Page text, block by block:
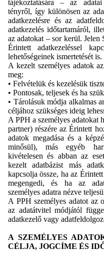
tájékoztatására – az
tényről, így különösen az
adatkezelésre és az
adatkezelés időtartamáról,
az adatokat – sor kerül. Jelen
Érintett adatkezeléssel
lehetőségeinek ismertetését is.
A kezelt személyes adatok
meg:
• Felvételük és kezelésük
• Pontosak, teljesek és ha
• Tárolásuk módja alkalmas
céljához szükséges ideig
A PPH a személyes adatokat
partner) részére az Érintett
adatok megadása és a
minősül), más egyéb
kivételesen és abban az
kezelt adatbázist más
kapcsolja össze, ha az
megengedi, és ha az
személyes adatra nézve
A PPH személyes adatot az
az adatátvitel módjától
adatkezelő vagy
A SZEMÉLYES
CÉLJA, JOGCÍME ÉS